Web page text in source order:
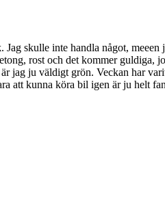
Jag skulle inte handla något,
rost och det kommer guldiga,
jag ju väldigt grön. Veckan har
att kunna köra bil igen är ju helt